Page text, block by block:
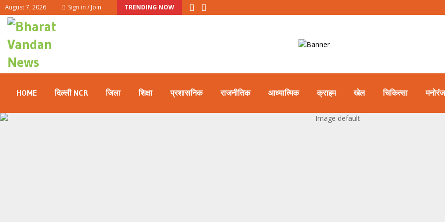
August 7, 2026 Sign in / Join TRENDING NOW
HOME दिल्ली NCR जिला शिक्षा प्रशासनिक राजनीतिक आध्यात्मिक क्राइम खेल चिकित्सा